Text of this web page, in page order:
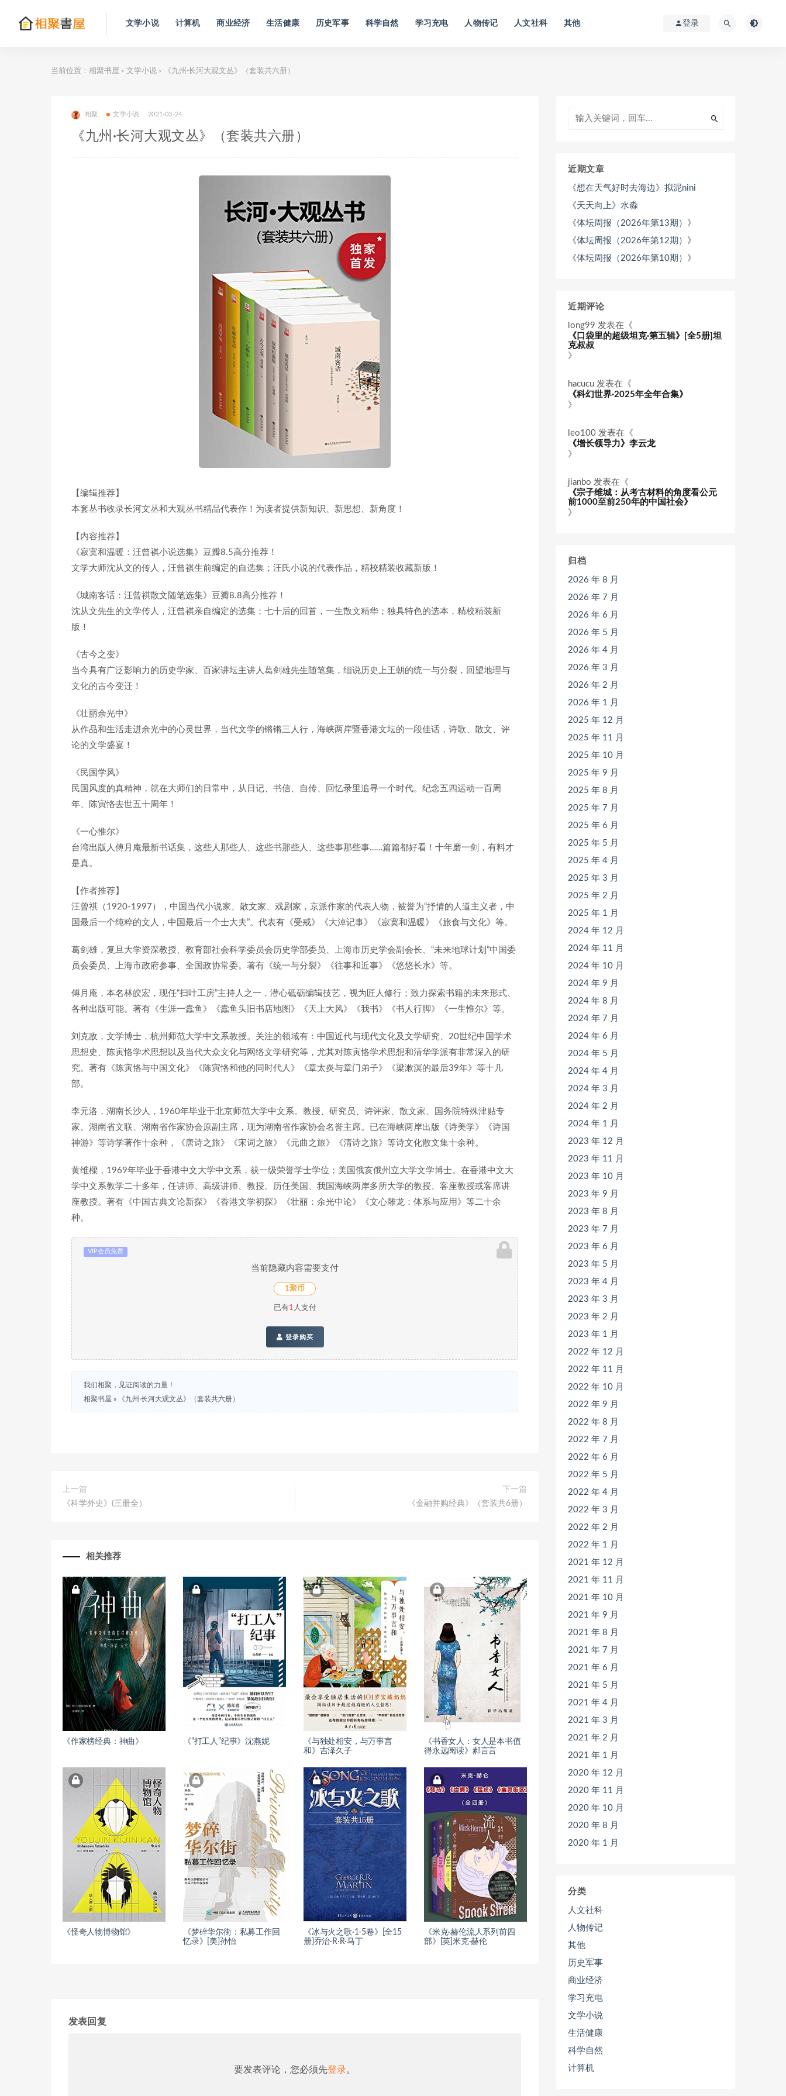
文学小说 计算机 商业经济 生活健康 历史军事 科学自然 学习充电 人物传记 人文社科 其他 登录
当前位置： 相聚书屋 > 文学小说 > 《九州·长河大观文丛》（套装共六册）
相聚 文学小说 2021-03-24
《九州·长河大观文丛》（套装共六册）
【编辑推荐】
本套丛书收录长河文丛和大观丛书精品代表作！为读者提供新知识、新思想、新角度！
【内容推荐】
《寂寞和温暖：汪曾祺小说选集》豆瓣8.5高分推荐！
文学大师沈从文的传人，汪曾祺生前编定的自选集；汪氏小说的代表作品，精校精装收藏新版！
《城南客话：汪曾祺散文随笔选集》豆瓣8.8高分推荐！
沈从文先生的文学传人，汪曾祺亲自编定的选集；七十后的回首，一生散文精华；独具特色的选本，精校精装新
版！
《古今之变》
当今具有广泛影响力的历史学家、百家讲坛主讲人葛剑雄先生随笔集，细说历史上王朝的统一与分裂，回望地理与
文化的古今变迁！
《壮丽余光中》
从作品和生活走进余光中的心灵世界，当代文学的锵锵三人行，海峡两岸暨香港文坛的一段佳话，诗歌、散文、评
论的文学盛宴！
《民国学风》
民国风度的真精神，就在大师们的日常中，从日记、书信、自传、回忆录里追寻一个时代。纪念五四运动一百周
年、陈寅恪去世五十周年！
《一心惟尔》
台湾出版人傅月庵最新书话集，这些人那些人、这些书那些人、这些事那些事……篇篇都好看！十年磨一剑，有料才
是真。
【作者推荐】
汪曾祺（1920-1997），中国当代小说家、散文家、戏剧家，京派作家的代表人物，被誉为“抒情的人道主义者，中
国最后一个纯粹的文人，中国最后一个士大夫”。代表有《受戒》《大淖记事》《寂寞和温暖》《旅食与文化》等。
葛剑雄，复旦大学资深教授、教育部社会科学委员会历史学部委员、上海市历史学会副会长、“未来地球计划”中国委
员会委员、上海市政府参事、全国政协常委。著有《统一与分裂》《往事和近事》《悠悠长水》等。
傅月庵，本名林皎宏，现任“扫叶工房”主持人之一，潜心砥砺编辑技艺，视为匠人修行；致力探索书籍的未来形式、
各种出版可能。著有《生涯一蠹鱼》《蠹鱼头旧书店地图》《天上大风》《我书》《书人行脚》《一生惟尔》等。
刘克敌，文学博士，杭州师范大学中文系教授。关注的领域有：中国近代与现代文化及文学研究、20世纪中国学术
思想史、陈寅恪学术思想以及当代大众文化与网络文学研究等，尤其对陈寅恪学术思想和清华学派有非常深入的研
究。著有《陈寅恪与中国文化》《陈寅恪和他的同时代人》《章太炎与章门弟子》《梁漱溟的最后39年》等十几
部。
李元洛，湖南长沙人，1960年毕业于北京师范大学中文系。教授、研究员、诗评家、散文家、国务院特殊津贴专
家。湖南省文联、湖南省作家协会原副主席，现为湖南省作家协会名誉主席。已在海峡两岸出版《诗美学》《诗国
神游》等诗学著作十余种，《唐诗之旅》《宋词之旅》《元曲之旅》《清诗之旅》等诗文化散文集十余种。
黄维樑，1969年毕业于香港中文大学中文系，获一级荣誉学士学位；美国俄亥俄州立大学文学博士。在香港中文大
学中文系教学二十多年，任讲师、高级讲师、教授。历任美国、我国海峡两岸多所大学的教授、客座教授或客席讲
座教授。著有《中国古典文论新探》《香港文学初探》《壮丽：余光中论》《文心雕龙：体系与应用》等二十余
种。
VIP会员免费
当前隐藏内容需要支付
1聚币
已有1 人支付
登录购买
我们相聚，见证阅读的力量！
相聚书屋 » 《九州·长河大观文丛》（套装共六册）
上一篇
《科学外史》(三册全）
下一篇
《金融并购经典》（套装共6册）
相关推荐
《作家榜经典：神曲》 《“打工人”纪事》沈燕妮
《与独处相安，与万事言
和》吉泽久子
《书香女人：女人是本书值
得永远阅读》郝言言
《怪奇人物博物馆》
《梦碎华尔街：私募工作回
忆录》[美]孙怡
《冰与火之歌·1-5卷》[全15
册]乔治·R·R·马丁
《米克·赫伦流人系列前四
部》[英]米克·赫伦
发表回复
要发表评论，您必须先登录。
近期文章
《想在天气好时去海边》拟泥nini
《天天向上》水淼
《体坛周报（2026年第13期）》
《体坛周报（2026年第12期）》
《体坛周报（2026年第10期）》
近期评论
long99 发表在《
《口袋里的超级坦克·第五辑》[全5册]坦
克叔叔
》
hacucu 发表在《
《科幻世界·2025年全年合集》
》
leo100 发表在《
《增长领导力》李云龙
》
jianbo 发表在《
《宗子维城：从考古材料的角度看公元
前1000至前250年的中国社会》
》
归档
2026 年 8 月
2026 年 7 月
2026 年 6 月
2026 年 5 月
2026 年 4 月
2026 年 3 月
2026 年 2 月
2026 年 1 月
2025 年 12 月
2025 年 11 月
2025 年 10 月
2025 年 9 月
2025 年 8 月
2025 年 7 月
2025 年 6 月
2025 年 5 月
2025 年 4 月
2025 年 3 月
2025 年 2 月
2025 年 1 月
2024 年 12 月
2024 年 11 月
2024 年 10 月
2024 年 9 月
2024 年 8 月
2024 年 7 月
2024 年 6 月
2024 年 5 月
2024 年 4 月
2024 年 3 月
2024 年 2 月
2024 年 1 月
2023 年 12 月
2023 年 11 月
2023 年 10 月
2023 年 9 月
2023 年 8 月
2023 年 7 月
2023 年 6 月
2023 年 5 月
2023 年 4 月
2023 年 3 月
2023 年 2 月
2023 年 1 月
2022 年 12 月
2022 年 11 月
2022 年 10 月
2022 年 9 月
2022 年 8 月
2022 年 7 月
2022 年 6 月
2022 年 5 月
2022 年 4 月
2022 年 3 月
2022 年 2 月
2022 年 1 月
2021 年 12 月
2021 年 11 月
2021 年 10 月
2021 年 9 月
2021 年 8 月
2021 年 7 月
2021 年 6 月
2021 年 5 月
2021 年 4 月
2021 年 3 月
2021 年 2 月
2021 年 1 月
2020 年 12 月
2020 年 11 月
2020 年 10 月
2020 年 8 月
2020 年 1 月
分类
人文社科
人物传记
其他
历史军事
商业经济
学习充电
文学小说
生活健康
科学自然
计算机